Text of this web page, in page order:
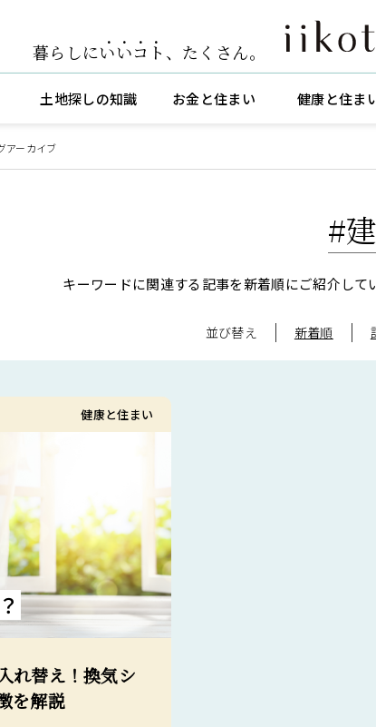
暮らしにいいコト 、 たくさん。
土地探しの知識 お金と住まい 健康と住ま
アーカイブ
#
キーワードに関連する記事を新着順にご紹介して
並び替え 新着順
健康と住まい
れ替え！換気シ
を解説